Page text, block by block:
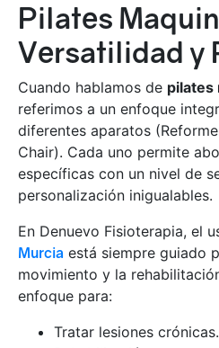
Pilates
Versatilidad y
Cuando hablamos de pilates
referimos a un enfoque
diferentes aparatos
Chair). Cada uno permite
específicas con un nivel de
personalización inigualables.
En Denuevo Fisioterapia, el
Murcia está siempre guiado
movimiento y la
enfoque para:
Tratar lesiones crónicas.